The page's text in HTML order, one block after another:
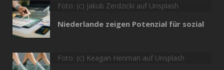
Foto: (c) Jakub Zerdzicki auf Unsplash
Niederlande zeigen Potenzial für sozial
Foto: (c) Keagan Henman auf Unsplash